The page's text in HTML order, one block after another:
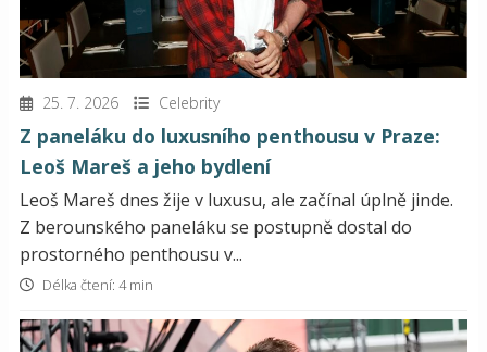
25. 7. 2026 Celebrity
Z paneláku do luxusního penthousu v Praze:
Leoš Mareš a jeho bydlení
Leoš Mareš dnes žije v luxusu, ale začínal úplně jinde.
Z berounského paneláku se postupně dostal do
prostorného penthousu v...
Délka čtení: 4 min